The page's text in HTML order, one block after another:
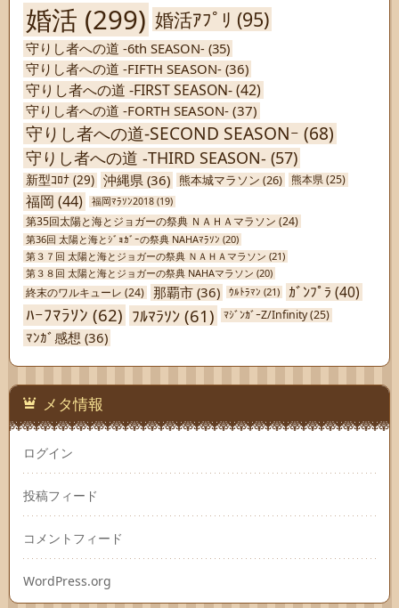
婚活 (299) 婚活ｱﾌﾟﾘ (95)
守りし者への道 -6th SEASON- (35)
守りし者への道 -FIFTH SEASON- (36)
守りし者への道 -FIRST SEASON-(42)
守りし者への道 -FORTH SEASON- (37)
守りし者への道-SECOND SEASONｰ (68)
守りし者への道 -THIRD SEASON- (57)
新型ｺﾛﾅ (29) 沖縄県 (36) 熊本城マラソン (26) 熊本県(25)
福岡 (44) 福岡ﾏﾗｿﾝ2018 (19)
第35回太陽と海とジョガーの祭典 ＮＡＨＡマラソン (24)
第36回 太陽と海とｼﾞｮｶﾞｰの祭典 NAHAﾏﾗｿﾝ (20)
第３７回 太陽と海とジョガーの祭典 ＮＡＨＡマラソン (21)
第３８回 太陽と海とジョガーの祭典 NAHAマラソン (20)
終末のワルキューレ (24) 那覇市 (36) ｳﾙﾄﾗﾏﾝ (21) ｶﾞﾝﾌﾟﾗ (40)
ﾊｰﾌﾏﾗｿﾝ (62) ﾌﾙﾏﾗｿﾝ (61) ﾏｼﾞﾝｶﾞｰZ/Infinity(25)
ﾏﾝｶﾞ感想 (36)
メタ情報
ログイン
投稿フィード
コメントフィード
WordPress.org